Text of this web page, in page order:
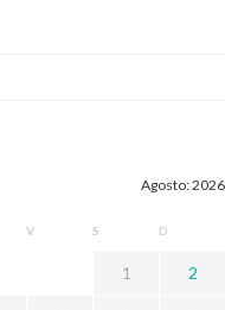
Agosto: 2026
V S D
1 2